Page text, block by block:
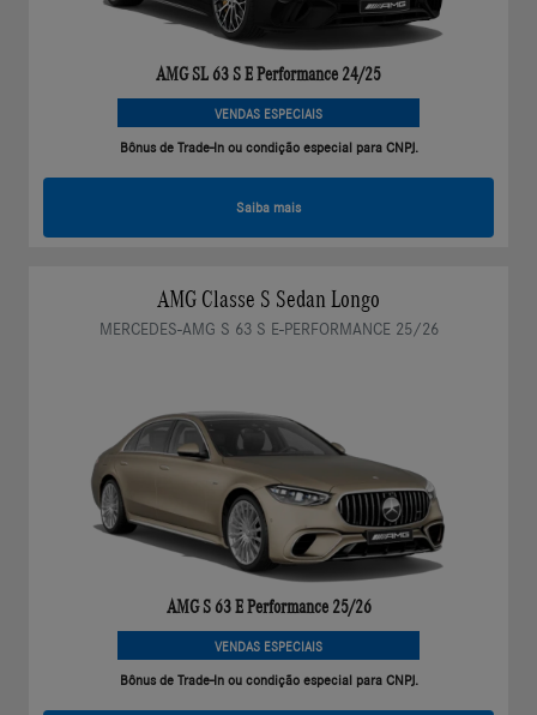
AMG SL 63 S E Performance 24/25
VENDAS ESPECIAIS
Bônus de Trade-In ou condição especial para CNPJ.
Saiba mais
AMG Classe S Sedan Longo
MERCEDES-AMG S 63 S E-PERFORMANCE 25/26
AMG S 63 E Performance 25/26
VENDAS ESPECIAIS
Bônus de Trade-In ou condição especial para CNPJ.